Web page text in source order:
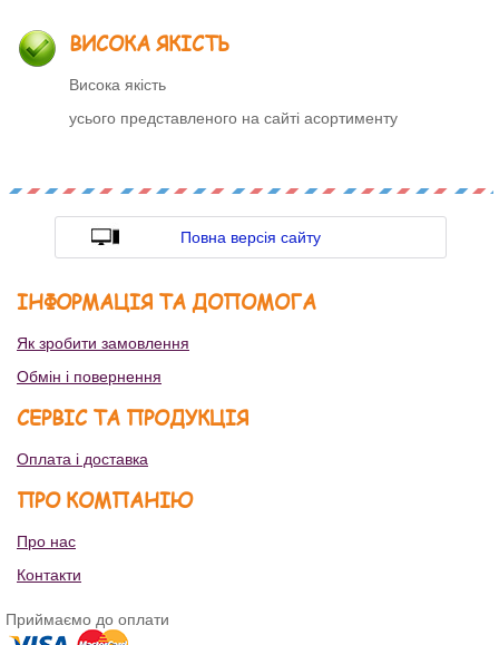
ВИСОКА ЯКІСТЬ
Висока якість
усього представленого на сайті асортименту
Повна версія сайту
ІНФОРМАЦІЯ ТА ДОПОМОГА
Як зробити замовлення
Обмін і повернення
СЕРВІС ТА ПРОДУКЦІЯ
Оплата і доставка
ПРО КОМПАНІЮ
Про нас
Контакти
Приймаємо до оплати